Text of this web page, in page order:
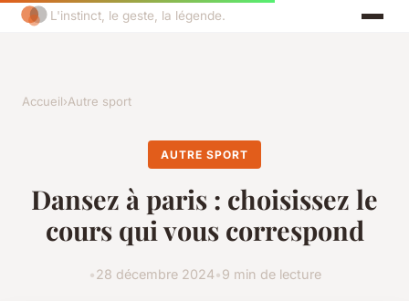
L'instinct, le geste, la légende.
Accueil›Autre sport
AUTRE SPORT
Dansez à paris : choisissez le
cours qui vous correspond
•28 décembre 2024•9 min de lecture